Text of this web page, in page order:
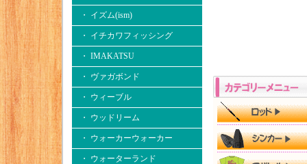
・ イズム(ism)
・ イチカワフィッシング
・ IMAKATSU
・ ヴァガボンド
・ ウィーブル
・ ウッドリーム
・ ウォーカーウォーカー
・ ウォーターランド